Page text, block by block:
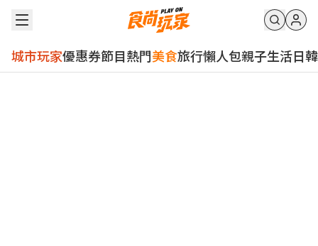
城市玩家優惠券節目熱門美食旅行懶人包親子生活日韓